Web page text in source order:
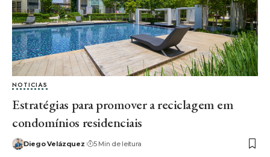
NOTICIAS
Estratégias para promover a reciclagem em
condomínios residenciais
Diego Velázquez 5 Min de leitura